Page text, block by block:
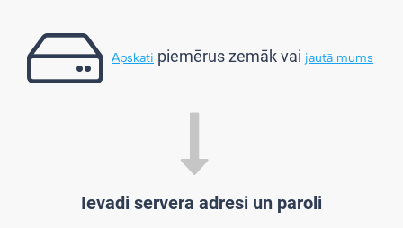
Apskati piemērus zemāk vai jautā mums
Ievadi servera adresi un paroli